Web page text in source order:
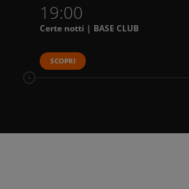
19:00
Certe notti | BASE CLUB
SCOPRI